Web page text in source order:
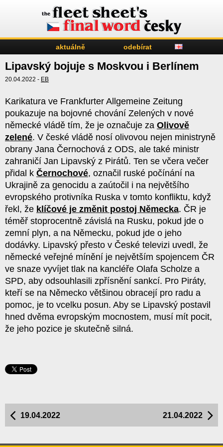
aktuálně odebírat
Lipavský bojuje s Moskvou i Berlínem
20.04.2022 - EB
Karikatura ve Frankfurter Allgemeine Zeitung
poukazuje na bojovné chování Zelených v nové
německé vládě tím, že je označuje za Olivově
zelené. V české vládě nosí olivovou nejen ministryně
obrany Jana Černochová z ODS, ale také ministr
zahraničí Jan Lipavský z Pirátů. Ten se včera večer
přidal k Černochové, označil ruské počínání na
Ukrajině za genocidu a zaútočil i na největšího
evropského protivníka Ruska v tomto konfliktu, když
řekl, že klíčové je změnit postoj Německa. ČR je
téměř stoprocentně závislá na Rusku, pokud jde o
zemní plyn, a na Německu, pokud jde o jeho
dodávky. Lipavský přesto v České televizi uvedl, že
německé veřejné mínění je největším spojencem ČR
ve snaze vyvíjet tlak na kancléře Olafa Scholze a
SPD, aby odsouhlasili zpřísnění sankcí. Pro Piráty,
kteří se na Německo většinou obracejí pro radu a
pomoc, je to vcelku posun. Aby se Lipavský postavil
hned dvěma evropským mocnostem, musí mít pocit,
že jeho pozice je skutečně silná.
21.04.2022
19.04.2022